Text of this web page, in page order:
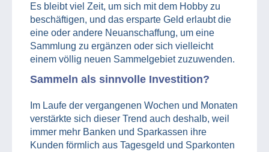
Es bleibt viel Zeit, um sich mit dem Hobby zu
beschäftigen, und das ersparte Geld erlaubt die
eine oder andere Neuanschaffung, um eine
Sammlung zu ergänzen oder sich vielleicht
einem völlig neuen Sammelgebiet zuzuwenden.
Sammeln als sinnvolle Investition?
Im Laufe der vergangenen Wochen und Monaten
verstärkte sich dieser Trend auch deshalb, weil
immer mehr Banken und Sparkassen ihre
Kunden förmlich aus Tagesgeld und Sparkonten